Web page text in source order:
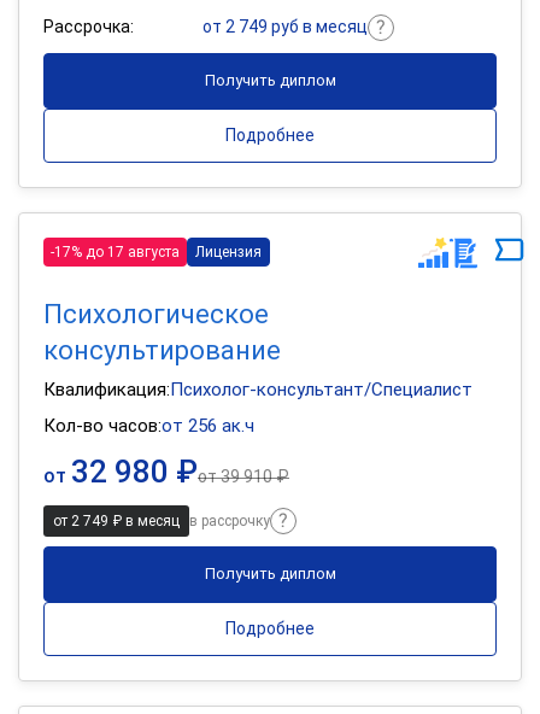
Рассрочка:
от 2 749 руб в месяц
Получить диплом
Подробнее
-17% до 17 августа Лицензия
Психологическое
консультирование
Квалификация:Психолог-консультант/Специалист
Кол-во часов:от 256 ак.ч
от 32 980 ₽от39 910 ₽
от 2 749 ₽ в месяц в рассрочку
Получить диплом
Подробнее